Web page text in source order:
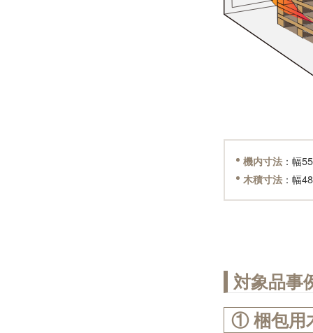
機内寸法 ：幅
木積寸法 ：幅
対象品事
① 梱包用